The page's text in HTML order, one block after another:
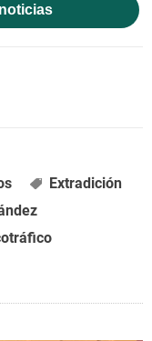
Extradición